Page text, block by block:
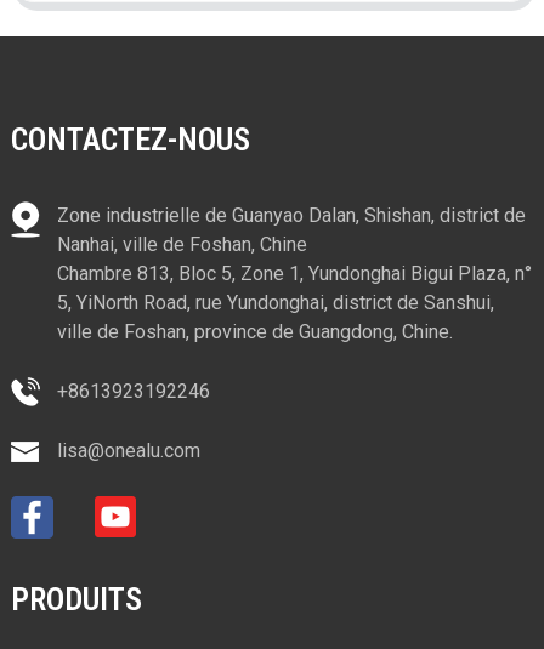
CONTACTEZ-NOUS
Zone industrielle de Guanyao Dalan, Shishan, district de
Nanhai, ville de Foshan, Chine
Chambre 813, Bloc 5, Zone 1, Yundonghai Bigui Plaza, n°
5, YiNorth Road, rue Yundonghai, district de Sanshui,
ville de Foshan, province de Guangdong, Chine.
+8613923192246
lisa@onealu.com
PRODUITS